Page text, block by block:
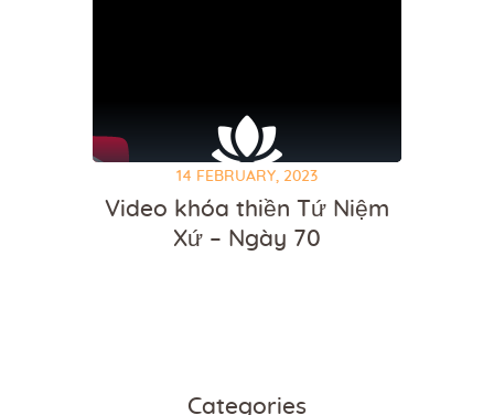
14 FEBRUARY, 2023
Video khóa thiền Tứ Niệm
Xứ – Ngày 70
Categories